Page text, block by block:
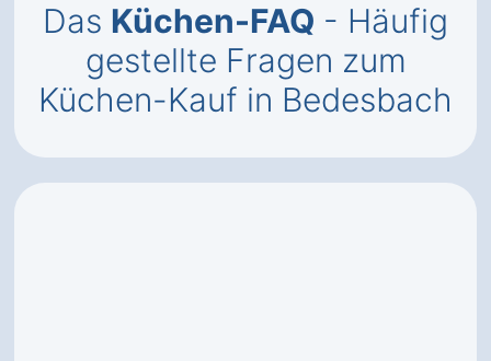
Das Küchen-FAQ - Häufig
gestellte Fragen zum
Küchen-Kauf in Bedesbach